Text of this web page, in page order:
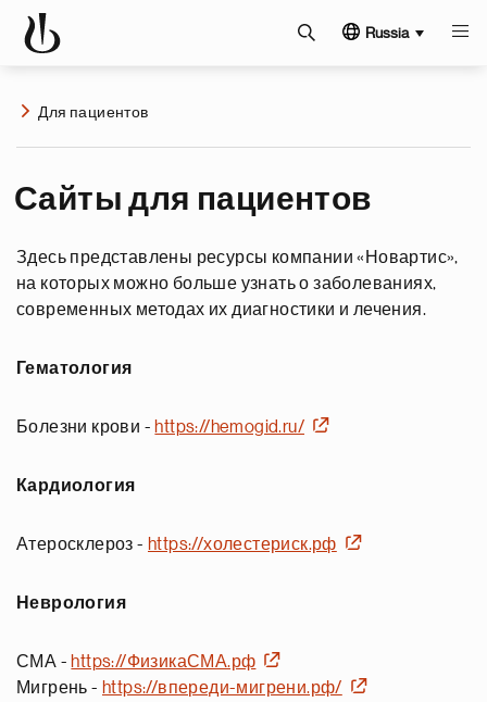
Russia
Для пациентов
Сайты для пациентов
Здесь представлены ресурсы компании «Новартис»,
на которых можно больше узнать о заболеваниях,
современных методах их диагностики и лечения.
Гематология
Болезни крови - https://hemogid.ru/
Кардиология
Атеросклероз - https://холестериск.рф
Неврология
СМА - https://ФизикаСМА.рф
Мигрень - https://впереди-мигрени.рф/